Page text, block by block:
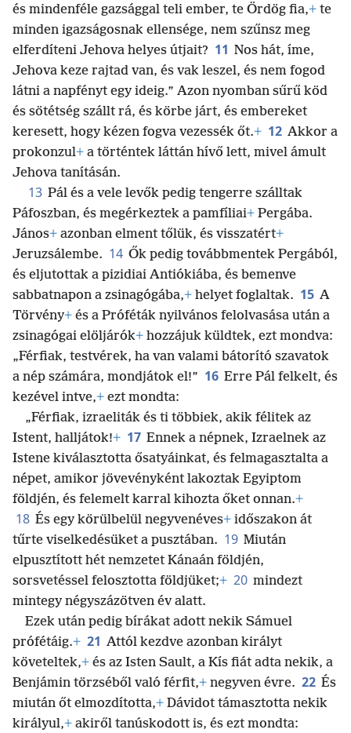
és mindenféle gazsággal teli ember, te Ördög fia,+ te
minden igazságosnak ellensége, nem szűnsz meg
elferdíteni Jehova helyes útjait? 11 Nos hát, íme,
Jehova keze rajtad van, és vak leszel, és nem fogod
látni a napfényt egy ideig.” Azon nyomban sűrű köd
és sötétség szállt rá, és körbe járt, és embereket
keresett, hogy kézen fogva vezessék őt.+ 12 Akkor a
prokonzul+ a történtek láttán hívő lett, mivel ámult
Jehova tanításán.
13 Pál és a vele levők pedig tengerre szálltak
Páfoszban, és megérkeztek a pamfíliai+ Pergába.
János+ azonban elment tőlük, és visszatért+
Jeruzsálembe. 14 Ők pedig továbbmentek Pergából,
és eljutottak a pizidiai Antiókiába, és bemenve
sabbatnapon a zsinagógába,+ helyet foglaltak. 15 A
Törvény+ és a Próféták nyilvános felolvasása után a
zsinagógai elöljárók+ hozzájuk küldtek, ezt mondva:
„Férfiak, testvérek, ha van valami bátorító szavatok
a nép számára, mondjátok el!” 16 Erre Pál felkelt, és
kezével intve,+ ezt mondta:
„Férfiak, izraeliták és ti többiek, akik félitek az
Istent, halljátok!+ 17 Ennek a népnek, Izraelnek az
Istene kiválasztotta ősatyáinkat, és felmagasztalta a
népet, amikor jövevényként lakoztak Egyiptom
földjén, és felemelt karral kihozta őket onnan.+
18 És egy körülbelül negyvenéves+ időszakon át
tűrte viselkedésüket a pusztában. 19 Miután
elpusztított hét nemzetet Kánaán földjén,
sorsvetéssel felosztotta földjüket;+ 20 mindezt
mintegy négyszázötven év alatt.
Ezek után pedig bírákat adott nekik Sámuel
prófétáig.+ 21 Attól kezdve azonban királyt
követeltek,+ és az Isten Sault, a Kís fiát adta nekik, a
Benjámin törzséből való férfit,+ negyven évre. 22 És
miután őt elmozdította,+ Dávidot támasztotta nekik
királyul,+ akiről tanúskodott is, és ezt mondta: